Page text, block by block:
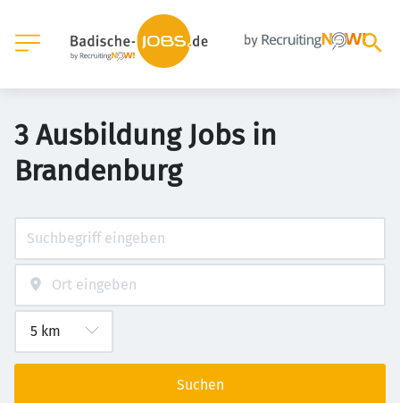
3 Ausbildung Jobs in
Brandenburg
Suchen